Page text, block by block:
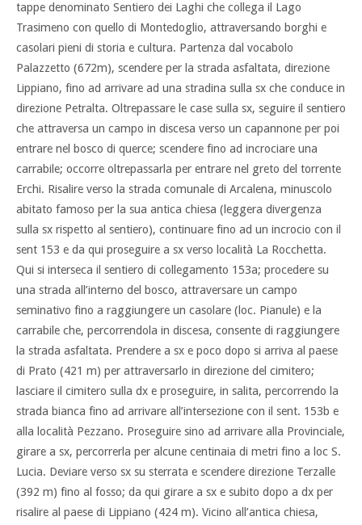
tappe denominato Sentiero dei Laghi che collega il Lago
Trasimeno con quello di Montedoglio, attraversando borghi e
casolari pieni di storia e cultura. Partenza dal vocabolo
Palazzetto (672m), scendere per la strada asfaltata, direzione
Lippiano, fino ad arrivare ad una stradina sulla sx che conduce in
direzione Petralta. Oltrepassare le case sulla sx, seguire il sentiero
che attraversa un campo in discesa verso un capannone per poi
entrare nel bosco di querce; scendere fino ad incrociare una
carrabile; occorre oltrepassarla per entrare nel greto del torrente
Erchi. Risalire verso la strada comunale di Arcalena, minuscolo
abitato famoso per la sua antica chiesa (leggera divergenza
sulla sx rispetto al sentiero), continuare fino ad un incrocio con il
sent 153 e da qui proseguire a sx verso località La Rocchetta.
Qui si interseca il sentiero di collegamento 153a; procedere su
una strada all’interno del bosco, attraversare un campo
seminativo fino a raggiungere un casolare (loc. Pianule) e la
carrabile che, percorrendola in discesa, consente di raggiungere
la strada asfaltata. Prendere a sx e poco dopo si arriva al paese
di Prato (421 m) per attraversarlo in direzione del cimitero;
lasciare il cimitero sulla dx e proseguire, in salita, percorrendo la
strada bianca fino ad arrivare all’intersezione con il sent. 153b e
alla località Pezzano. Proseguire sino ad arrivare alla Provinciale,
girare a sx, percorrerla per alcune centinaia di metri fino a loc S.
Lucia. Deviare verso sx su sterrata e scendere direzione Terzalle
(392 m) fino al fosso; da qui girare a sx e subito dopo a dx per
risalire al paese di Lippiano (424 m). Vicino all’antica chiesa,